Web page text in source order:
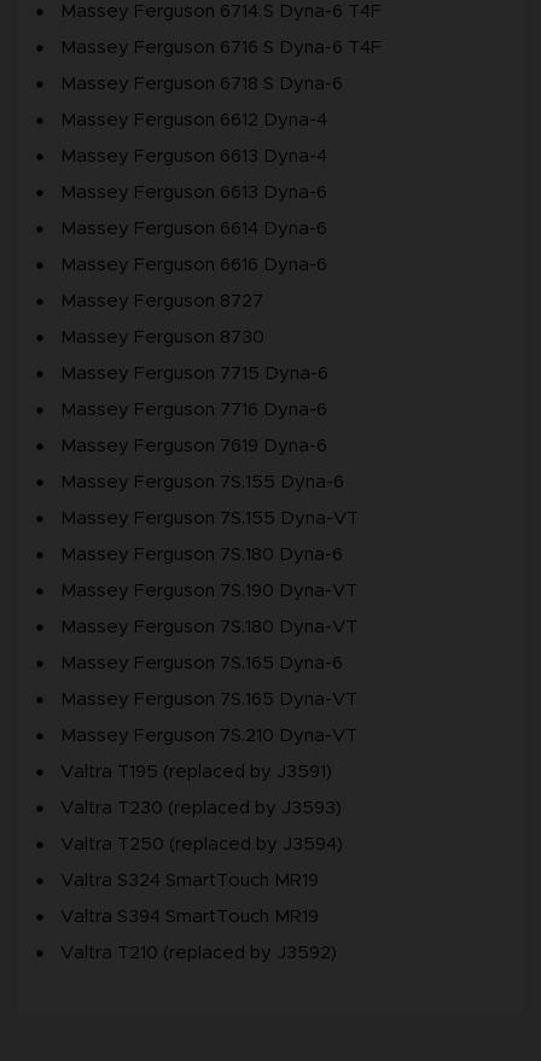
Massey Ferguson 6714 S Dyna-6 T4F
Massey Ferguson 6716 S Dyna-6 T4F
Massey Ferguson 6718 S Dyna-6
Massey Ferguson 6612 Dyna-4
Massey Ferguson 6613 Dyna-4
Massey Ferguson 6613 Dyna-6
Massey Ferguson 6614 Dyna-6
Massey Ferguson 6616 Dyna-6
Massey Ferguson 8727
Massey Ferguson 8730
Massey Ferguson 7715 Dyna-6
Massey Ferguson 7716 Dyna-6
Massey Ferguson 7619 Dyna-6
Massey Ferguson 7S.155 Dyna-6
Massey Ferguson 7S.155 Dyna-VT
Massey Ferguson 7S.180 Dyna-6
Massey Ferguson 7S.190 Dyna-VT
Massey Ferguson 7S.180 Dyna-VT
Massey Ferguson 7S.165 Dyna-6
Massey Ferguson 7S.165 Dyna-VT
Massey Ferguson 7S.210 Dyna-VT
Valtra T195 (replaced by J3591)
Valtra T230 (replaced by J3593)
Valtra T250 (replaced by J3594)
Valtra S324 SmartTouch MR19
Valtra S394 SmartTouch MR19
Valtra T210 (replaced by J3592)